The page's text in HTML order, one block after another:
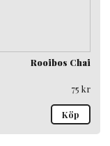
Rooibos Chai
75 kr
Köp